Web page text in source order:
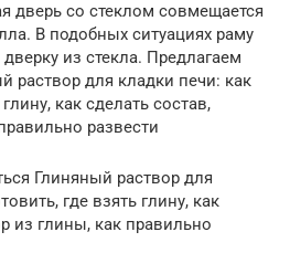
дверь со стеклом совмещается
В подобных ситуациях раму
из стекла. Предлагаем
раствор для кладки печи: как
как сделать состав,
развести
Глиняный раствор для
где взять глину, как
из глины, как правильно